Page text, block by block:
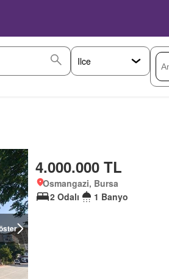
4.000.000 TL
Osmangazi, Bursa
2 Odalı
1 Banyo